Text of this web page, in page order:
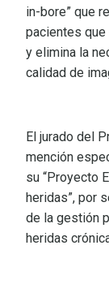
in-bore” que
pacientes que
y elimina la
calidad de
El jurado del
mención
su “Proyecto
heridas”, por
de la gestión
heridas